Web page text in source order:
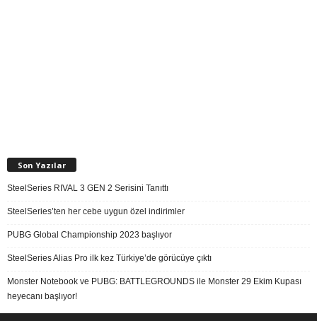
Son Yazılar
SteelSeries RIVAL 3 GEN 2 Serisini Tanıttı
SteelSeries’ten her cebe uygun özel indirimler
PUBG Global Championship 2023 başlıyor
SteelSeries Alias Pro ilk kez Türkiye’de görücüye çıktı
Monster Notebook ve PUBG: BATTLEGROUNDS ile Monster 29 Ekim Kupası
heyecanı başlıyor!